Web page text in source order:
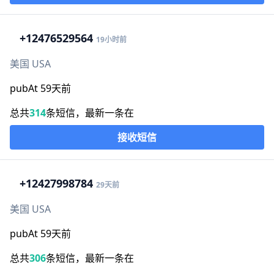
+12476529564 19小时前
美国 USA
pubAt 59天前
总共314条短信，最新一条在
接收短信
+12427998784 29天前
美国 USA
pubAt 59天前
总共306条短信，最新一条在